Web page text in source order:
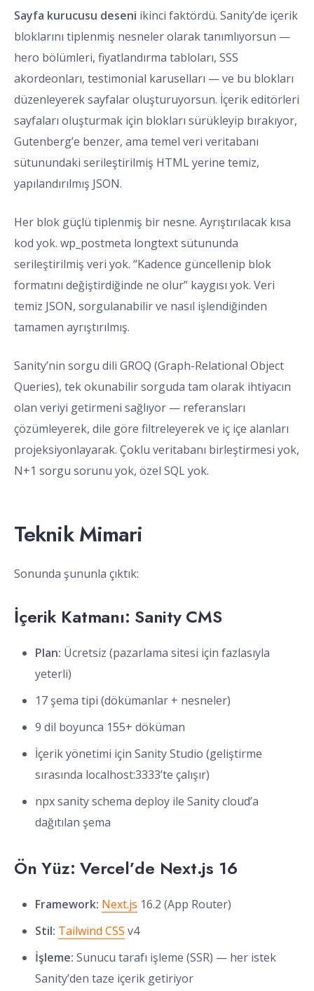
Sayfa kurucusu deseni ikinci faktördü. Sanity’de içerik
bloklarını tiplenmiş nesneler olarak tanımlıyorsun —
hero bölümleri, fiyatlandırma tabloları, SSS
akordeonları, testimonial karuselları — ve bu blokları
düzenleyerek sayfalar oluşturuyorsun. İçerik editörleri
sayfaları oluşturmak için blokları sürükleyip bırakıyor,
Gutenberg’e benzer, ama temel veri veritabanı
sütunundaki serileştirilmiş HTML yerine temiz,
yapılandırılmış JSON.
Her blok güçlü tiplenmiş bir nesne. Ayrıştırılacak kısa
kod yok. wp_postmeta longtext sütununda
serileştirilmiş veri yok. “Kadence güncellenip blok
formatını değiştirdiğinde ne olur” kaygısı yok. Veri
temiz JSON, sorgulanabilir ve nasıl işlendiğinden
tamamen ayrıştırılmış.
Sanity’nin sorgu dili GROQ (Graph-Relational Object
Queries), tek okunabilir sorguda tam olarak ihtiyacın
olan veriyi getirmeni sağlıyor — referansları
çözümleyerek, dile göre filtreleyerek ve iç içe alanları
projeksiyonlayarak. Çoklu veritabanı birleştirmesi yok,
N+1 sorgu sorunu yok, özel SQL yok.
Teknik Mimari
Sonunda şununla çıktık:
İçerik Katmanı: Sanity CMS
Plan: Ücretsiz (pazarlama sitesi için fazlasıyla
yeterli)
17 şema tipi (dökümanlar + nesneler)
9 dil boyunca 155+ döküman
İçerik yönetimi için Sanity Studio (geliştirme
sırasında localhost:3333’te çalışır)
npx sanity schema deploy ile Sanity cloud’a
dağıtılan şema
Ön Yüz: Vercel’de Next.js 16
Framework: Next.js 16.2 (App Router)
Stil: Tailwind CSS v4
İşleme: Sunucu tarafı işleme (SSR) — her istek
Sanity’den taze içerik getiriyor